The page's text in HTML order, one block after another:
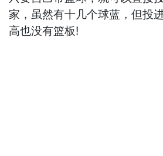
家，虽然有十几个球蓝，但投
高也没有篮板!